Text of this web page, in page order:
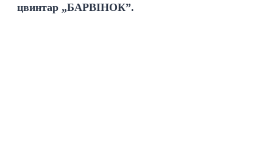
цвинтар „БАРВІНОК”.